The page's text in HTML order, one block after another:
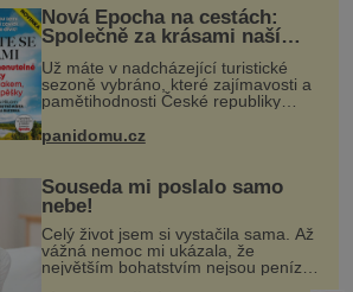
Nová Epocha na cestách:
Společně za krásami naší
vlasti
Už máte v nadcházející turistické
sezoně vybráno, které zajímavosti a
pamětihodnosti České republiky
navštívíte? V prodeji je právě nové
číslo Epochy na cestách, které vám
při rozhodování určitě pomůž
panidomu.cz
Souseda mi poslalo samo
nebe!
Celý život jsem si vystačila sama. Až
vážná nemoc mi ukázala, že
největším bohatstvím nejsou peníze